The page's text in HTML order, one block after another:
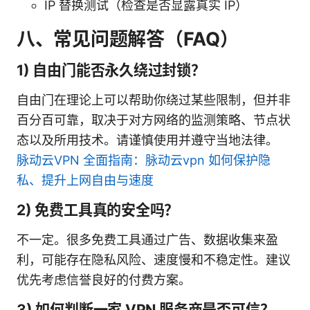
IP 替换测试（检查是否显露真实 IP）
八、常见问题解答（FAQ）
1) 自由门能否永久绕过封锁？
自由门在理论上可以帮助你绕过某些限制，但并非
百分百可靠，取决于对方网络的监测策略、节点状
态以及所用技术。请谨慎使用并遵守当地法律。
脉动云VPN 全面指南：脉动云vpn 如何保护隐
私、提升上网自由与速度
2) 免费工具真的安全吗？
不一定。很多免费工具通过广告、数据收集来盈
利，可能存在隐私风险、速度慢和不稳定性。建议
优先考虑信誉良好的付费方案。